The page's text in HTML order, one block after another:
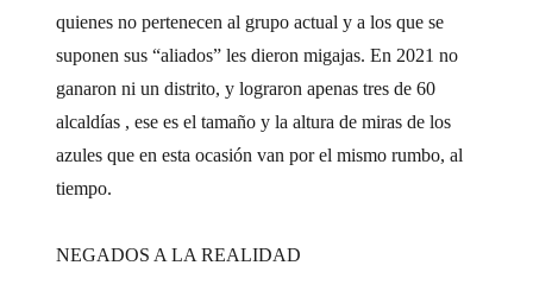
quienes no pertenecen al grupo actual y a los que se
suponen sus “aliados” les dieron migajas. En 2021 no
ganaron ni un distrito, y lograron apenas tres de 60
alcaldías , ese es el tamaño y la altura de miras de los
azules que en esta ocasión van por el mismo rumbo, al
tiempo.
NEGADOS A LA REALIDAD